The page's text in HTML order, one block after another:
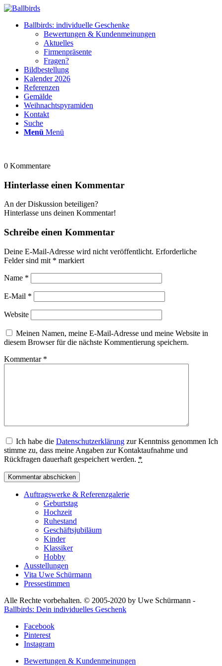
Ballbirds: individuelle Geschenke
Bewertungen & Kundenmeinungen
Aktuelles
Firmenpräsente
Fragen?
Bildbestellung
Kalender 2026
Referenzen
Gemälde
Weihnachtspyramiden
Kontakt
Suche
Menü Menü
0 Kommentare
Hinterlasse einen Kommentar
An der Diskussion beteiligen?
Hinterlasse uns deinen Kommentar!
Schreibe einen Kommentar
Deine E-Mail-Adresse wird nicht veröffentlicht. Erforderliche
Felder sind mit * markiert
Name *
E-Mail *
Website
Meinen Namen, meine E-Mail-Adresse und meine Website in
diesem Browser für die nächste Kommentierung speichern.
Kommentar *
Ich habe die Datenschutzerklärung zur Kenntniss genommen Ich
stimme zu, dass meine Angaben zur Kontaktaufnahme und
Rückfragen dauerhaft gespeichert werden. *
Auftragswerke & Referenzgalerie
Geburtstag
Hochzeit
Ruhestand
Geschäftsjubiläum
Kinder
Klassiker
Hobby
Ausstellungen
Vita Uwe Schürmann
Pressestimmen
Alle Rechte vorbehalten. © 2005-2020 by Uwe Schürmann -
Ballbirds: Dein individuelles Geschenk
Facebook
Pinterest
Instagram
Bewertungen & Kundenmeinungen